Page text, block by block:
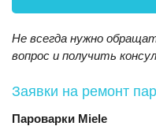
Не всегда нужно
вопрос и получить
Заявки на ремонт
Пароварки Miele